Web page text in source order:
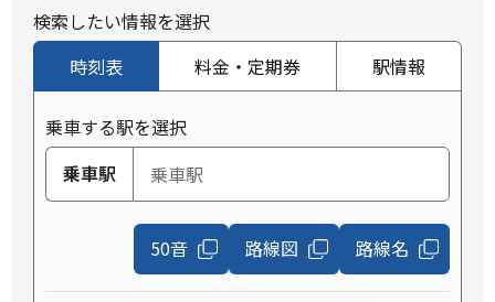
検索したい情報を選択
時刻表
料金・定期券 駅情報
乗車する駅を選択
乗車駅
50音 路線図 路線名